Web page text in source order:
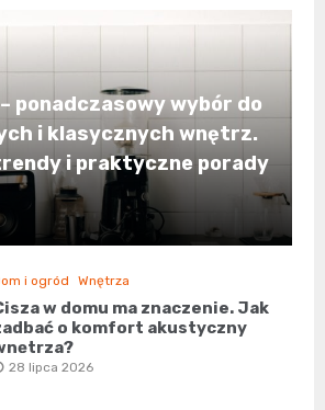
– ponadczasowy wybór do
i klasycznych wnętrz.
i praktyczne porady
i ogród Wnętrza
w domu ma znaczenie. Jak
o komfort akustyczny
28 lipca 2026